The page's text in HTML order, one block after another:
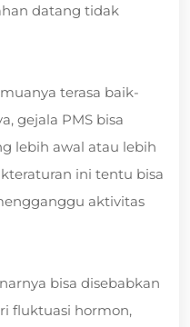
datang tidak
terasa baik-
gejala PMS bisa
lebih awal atau lebih
ini tentu bisa
aktivitas
bisa disebabkan
fluktuasi hormon,